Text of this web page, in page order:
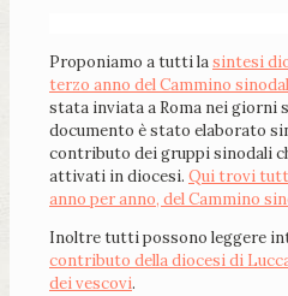
Proponiamo a tutti lasintesi
terzo anno del Cammino
stata inviata a Roma nei giorni
documento è stato elaborato
contributo dei gruppi sinodali
attivati in diocesi. Qui trovi
anno per anno, del Cammino
Inoltre tutti possono leggere
contributo della diocesi di
dei vescovi.